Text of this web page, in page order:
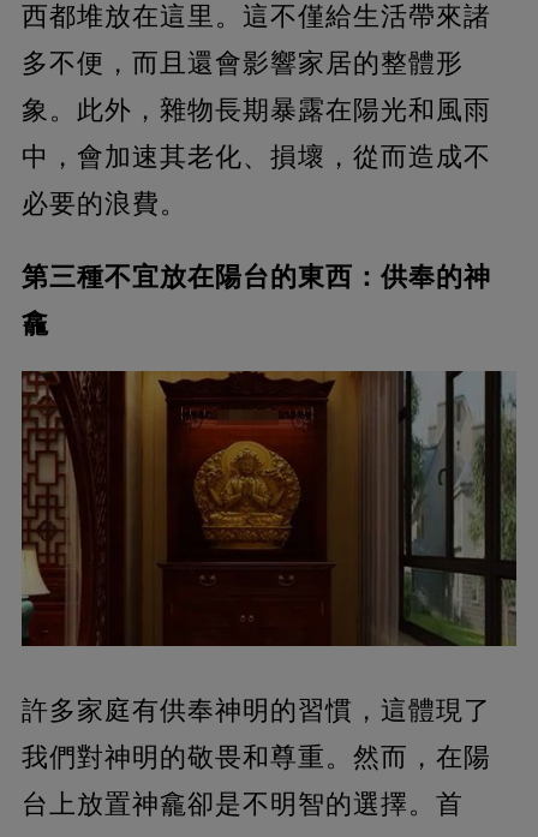
西都堆放在這里。這不僅給生活帶來諸
多不便，而且還會影響家居的整體形
象。此外，雜物長期暴露在陽光和風雨
中，會加速其老化、損壞，從而造成不
必要的浪費。
第三種不宜放在陽台的東西：供奉的神
龕
許多家庭有供奉神明的習慣，這體現了
我們對神明的敬畏和尊重。然而，在陽
台上放置神龕卻是不明智的選擇。首